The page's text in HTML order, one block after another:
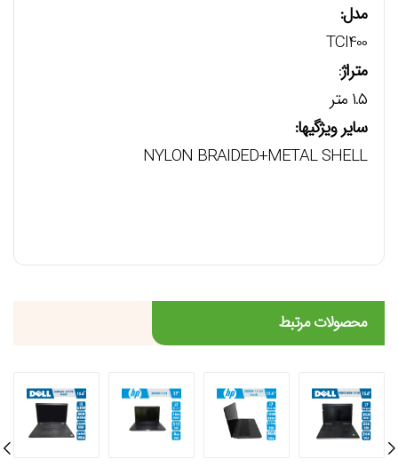
مدل:
TCI400
متراژ:
۱.۵ متر
سایر ویژگیها:
NYLON BRAIDED+METAL SHELL
محصولات مرتبط